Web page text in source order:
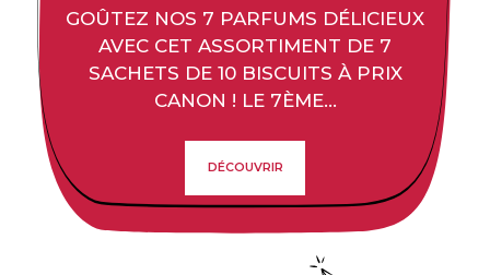
GOÛTEZ NOS 7 PARFUMS DÉLICIEUX
AVEC CET ASSORTIMENT DE 7
SACHETS DE 10 BISCUITS À PRIX
CANON ! LE 7ÈME...
DÉCOUVRIR